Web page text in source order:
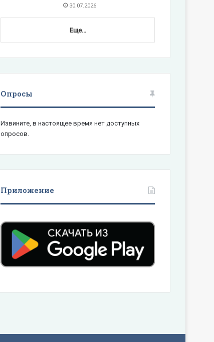
30.07.2026
Еще...
Опросы
Извините, в настоящее время нет доступных
опросов.
Приложение